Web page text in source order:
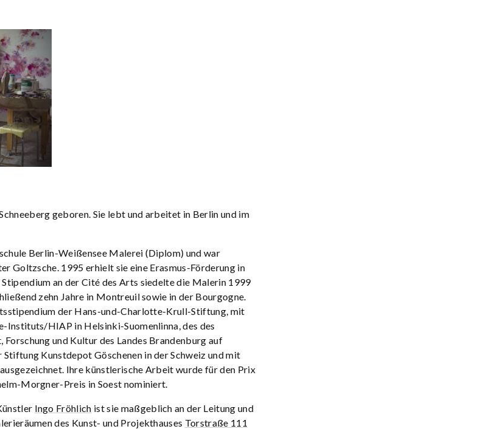
geboren. Sie lebt und arbeitet in Berlin und im
Berlin-Weißensee Malerei (Diplom) und war
Goltzsche. 1995 erhielt sie eine Erasmus-Förderung in
an der Cité des Arts siedelte die Malerin 1999
zehn Jahre in Montreuil sowie in der Bourgogne.
der Hans-und-Charlotte-Krull-Stiftung, mit
Instituts/HIAP in Helsinki-Suomenlinna, des des
und Kultur des Landes Brandenburg auf
Kunstdepot Göschenen in der Schweiz und mit
Ihre künstlerische Arbeit wurde für den Prix
Morgner-Preis in Soest nominiert.
Ingo Fröhlich ist sie maßgeblich an der Leitung und
des Kunst- und Projekthauses Torstraße 111